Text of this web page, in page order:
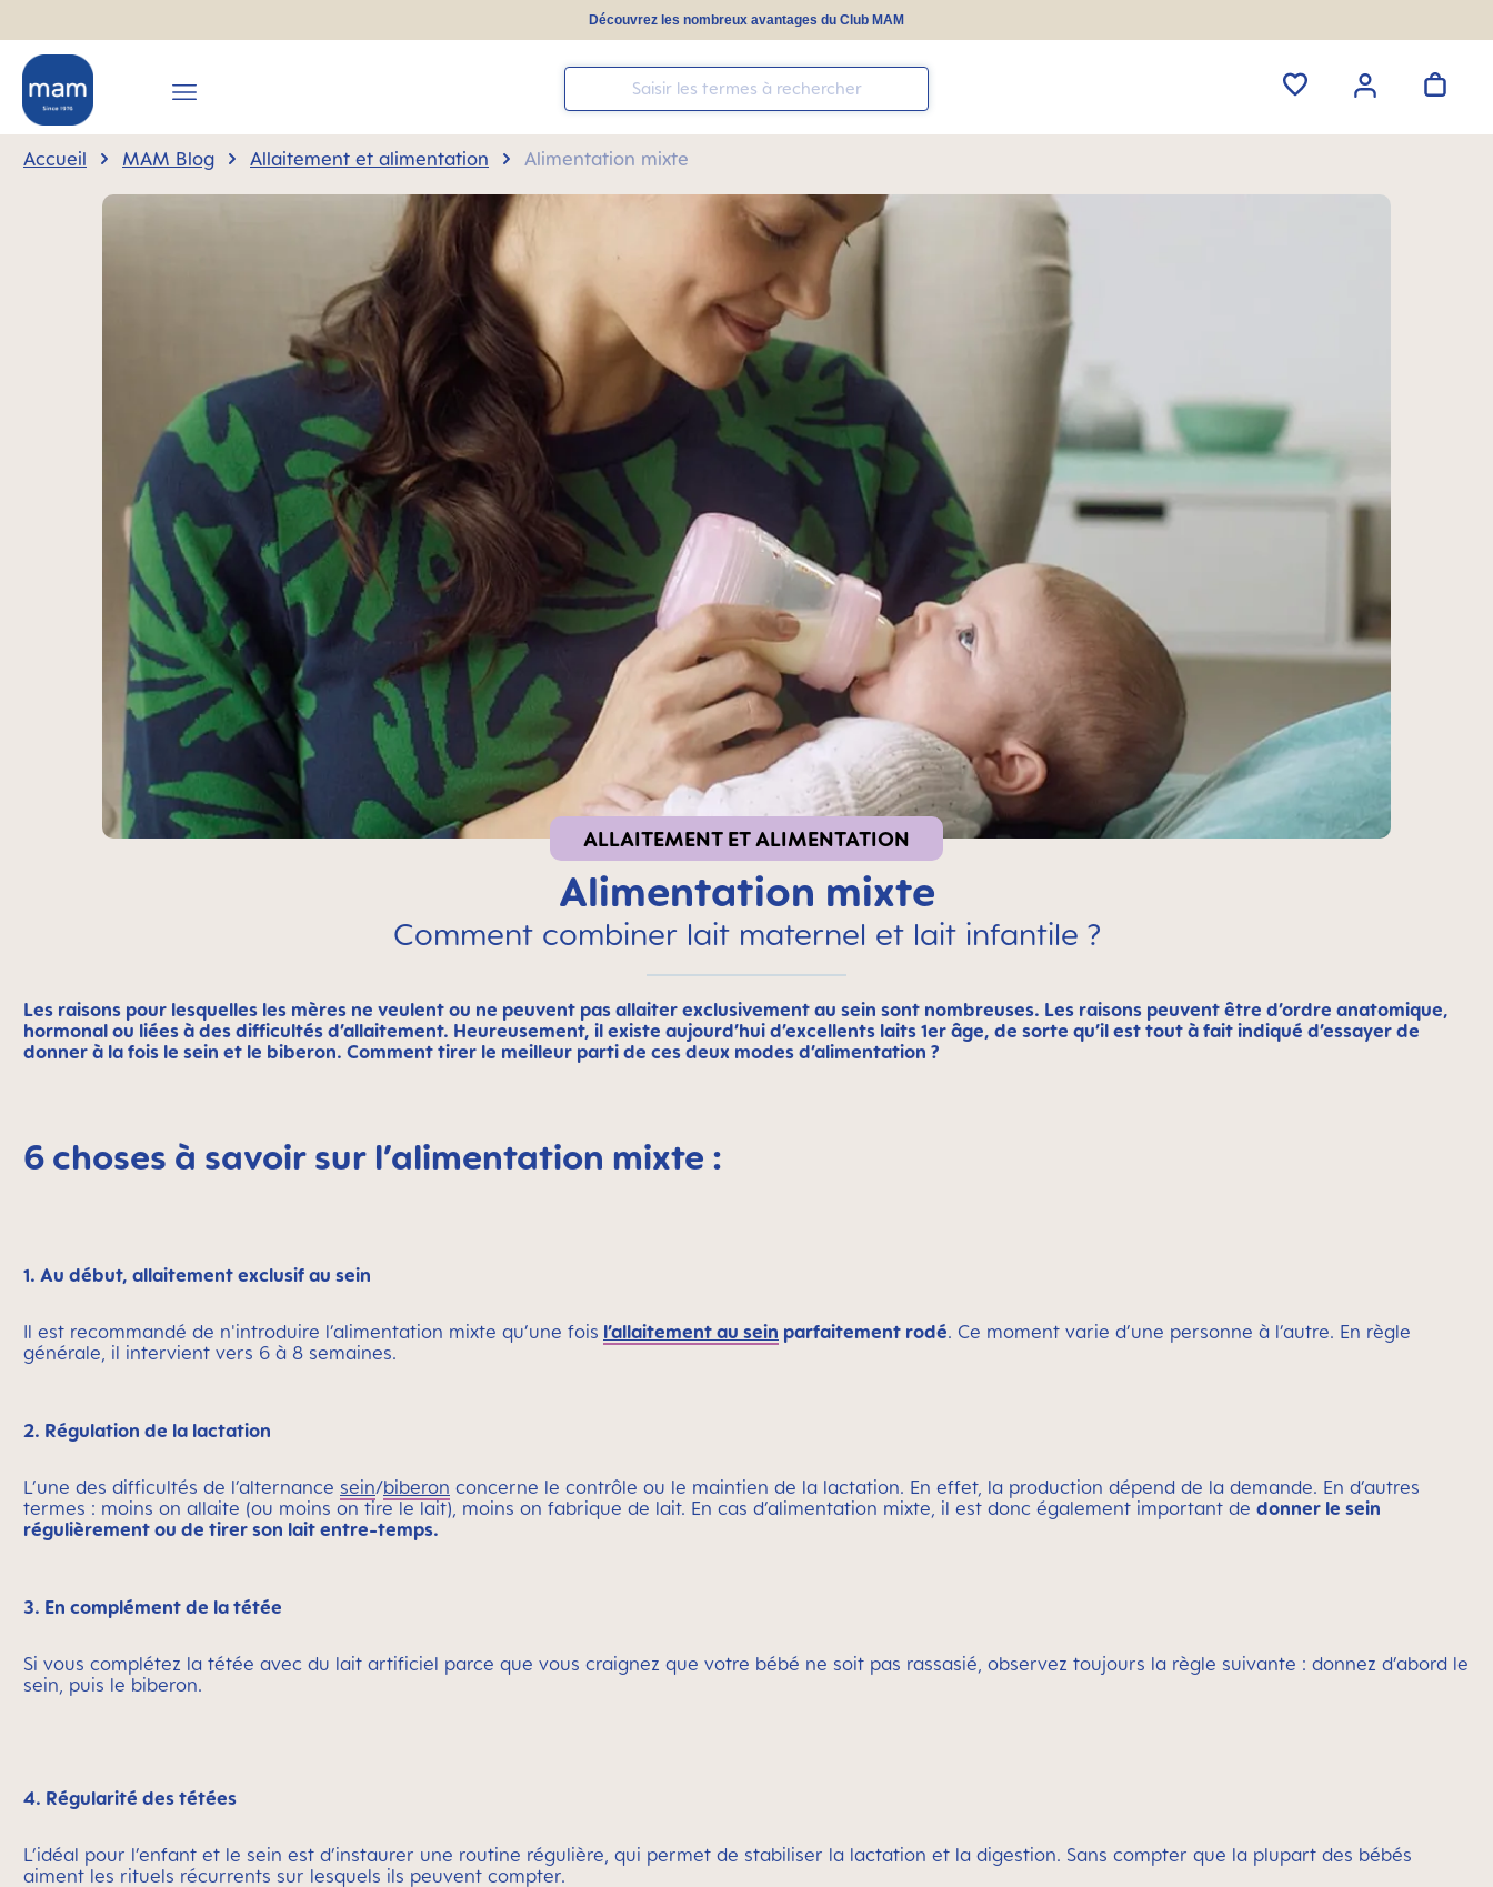
Découvrez les nombreux avantages du Club MAM
Accueil MAM Blog Allaitement et alimentation Alimentation mixte
ALLAITEMENT ET ALIMENTATION
Alimentation mixte
Comment combiner lait maternel et lait infantile ?
Les raisons pour lesquelles les mères ne veulent ou ne peuvent pas allaiter exclusivement au sein sont nombreuses. Les raisons peuvent être d’ordre anatomique,
hormonal ou liées à des difficultés d’allaitement. Heureusement, il existe aujourd’hui d’excellents laits 1er âge, de sorte qu’il est tout à fait indiqué d’essayer de
donner à la fois le sein et le biberon. Comment tirer le meilleur parti de ces deux modes d’alimentation ?
6 choses à savoir sur l’alimentation mixte :
1. Au début, allaitement exclusif au sein
Il est recommandé de n'introduire l’alimentation mixte qu’une fois l’allaitement au sein parfaitement rodé. Ce moment varie d’une personne à l’autre. En règle
générale, il intervient vers 6 à 8 semaines.
2. Régulation de la lactation
L’une des difficultés de l’alternance sein/biberon concerne le contrôle ou le maintien de la lactation. En effet, la production dépend de la demande. En d’autres
termes : moins on allaite (ou moins on tire le lait), moins on fabrique de lait. En cas d’alimentation mixte, il est donc également important de donner le sein
régulièrement ou de tirer son lait entre-temps.
3. En complément de la tétée
Si vous complétez la tétée avec du lait artificiel parce que vous craignez que votre bébé ne soit pas rassasié, observez toujours la règle suivante : donnez d’abord le
sein, puis le biberon.
4. Régularité des tétées
L’idéal pour l’enfant et le sein est d’instaurer une routine régulière, qui permet de stabiliser la lactation et la digestion. Sans compter que la plupart des bébés
aiment les rituels récurrents sur lesquels ils peuvent compter.